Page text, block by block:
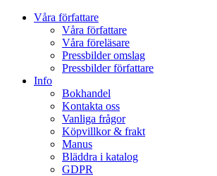
Våra författare
Våra författare
Våra föreläsare
Pressbilder omslag
Pressbilder författare
Info
Bokhandel
Kontakta oss
Vanliga frågor
Köpvillkor & frakt
Manus
Bläddra i katalog
GDPR